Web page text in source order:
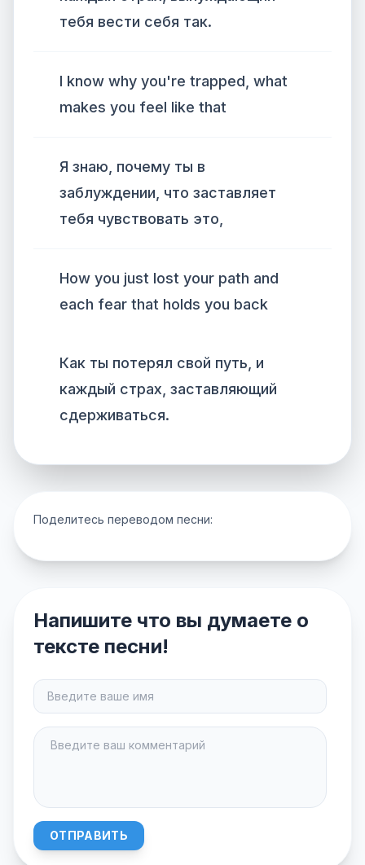
тебя вести себя так.
I know why you're trapped, what
makes you feel like that
Я знаю, почему ты в
заблуждении, что заставляет
тебя чувствовать это,
How you just lost your path and
each fear that holds you back
Как ты потерял свой путь, и
каждый страх, заставляющий
сдерживаться.
Поделитесь переводом песни:
Напишите что вы думаете о
тексте песни!
ОТПРАВИТЬ